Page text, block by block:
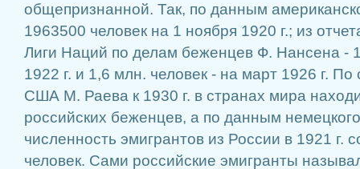
общепризнанной. Так, по данным
1963500 человек на 1 ноября 1920 г.; из
Лиги Наций по делам беженцев Ф. Нансена -
1922 г. и 1,6 млн. человек - на март 1926 г.
США М. Раева к 1930 г. в странах мира
российских беженцев, а по данным
численность эмигрантов из России в 1921 г.
человек. Сами российские эмигранты